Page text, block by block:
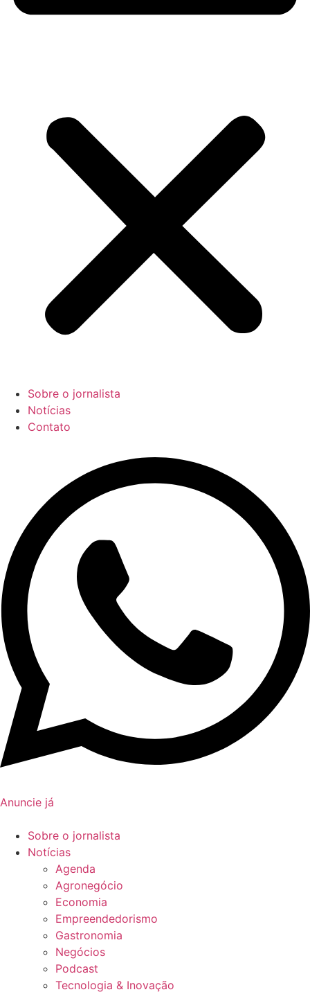
Sobre o jornalista
Notícias
Contato
Anuncie já
Sobre o jornalista
Notícias
Agenda
Agronegócio
Economia
Empreendedorismo
Gastronomia
Negócios
Podcast
Tecnologia & Inovação